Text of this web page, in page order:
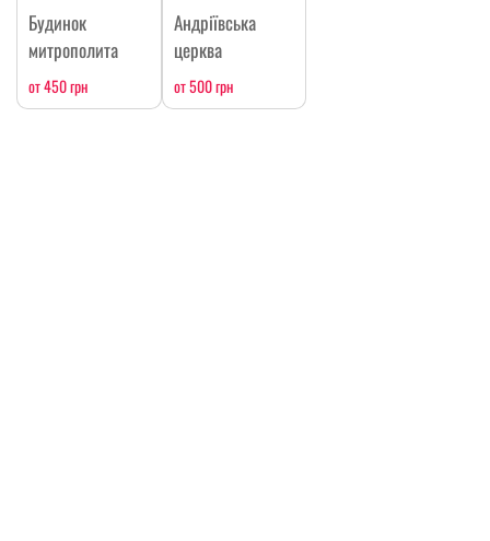
Будинок
митрополита
от 450 грн
Андріївська
церква
от 500 грн